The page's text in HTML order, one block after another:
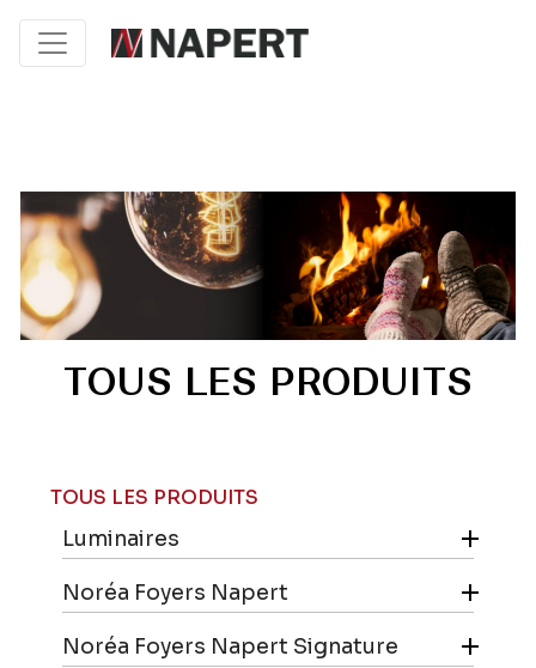
TOUS LES PRODUITS
TOUS LES PRODUITS
Luminaires 
Noréa Foyers Napert 
Noréa Foyers Napert Signature 